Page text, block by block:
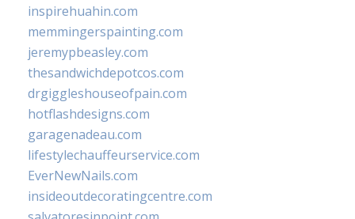
inspirehuahin.com
memmingerspainting.com
jeremypbeasley.com
thesandwichdepotcos.com
drgiggleshouseofpain.com
hotflashdesigns.com
garagenadeau.com
lifestylechauffeurservice.com
EverNewNails.com
insideoutdecoratingcentre.com